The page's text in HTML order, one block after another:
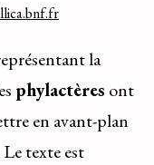
la
phylactères ont
en avant-plan
texte est